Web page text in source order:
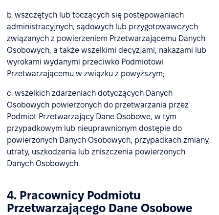
b. wszczętych lub toczących się postępowaniach
administracyjnych, sądowych lub przygotowawczych
związanych z powierzeniem Przetwarzającemu Danych
Osobowych, a także wszelkimi decyzjami, nakazami lub
wyrokami wydanymi przeciwko Podmiotowi
Przetwarzającemu w związku z powyższym;
c. wszelkich zdarzeniach dotyczących Danych
Osobowych powierzonych do przetwarzania przez
Podmiot Przetwarzający Dane Osobowe, w tym
przypadkowym lub nieuprawnionym dostępie do
powierzonych Danych Osobowych, przypadkach zmiany,
utraty, uszkodzenia lub zniszczenia powierzonych
Danych Osobowych.
4. Pracownicy Podmiotu
Przetwarzającego Dane Osobowe